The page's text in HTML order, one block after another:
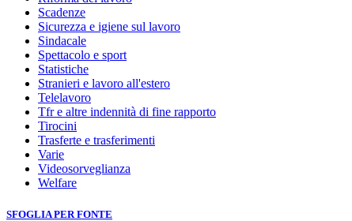
Scadenze
Sicurezza e igiene sul lavoro
Sindacale
Spettacolo e sport
Statistiche
Stranieri e lavoro all'estero
Telelavoro
Tfr e altre indennità di fine rapporto
Tirocini
Trasferte e trasferimenti
Varie
Videosorveglianza
Welfare
SFOGLIA PER FONTE